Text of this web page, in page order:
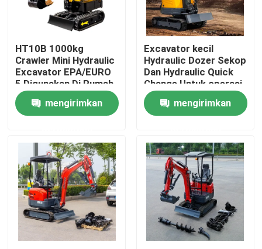
Wisata pabrik
Kontrol kualitas
Hubungi kami
Quote request suatu
Mini Ekskavator Tinggi
Excavator hidraulik kecil
HT10B 1000kg
Crawler Mini Hydraulic
Excavator EPA/EURO
5 Digunakan Di Rumah
mengirimkan
Excavator kecil
Hydraulic Dozer Sekop
Dan Hydraulic Quick
Change Untuk operasi
yang mudah
mengirimkan